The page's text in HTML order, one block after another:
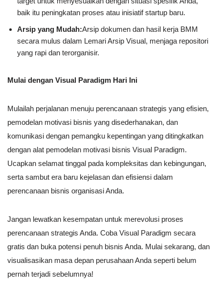
baik itu peningkatan proses atau inisiatif startup baru.
Arsip yang Mudah:Arsip dokumen dan hasil kerja BMM
secara mulus dalam Lemari Arsip Visual, menjaga repositori
yang rapi dan terorganisir.
Mulai dengan Visual Paradigm Hari Ini
Mulailah perjalanan menuju perencanaan strategis yang efisien,
pemodelan motivasi bisnis yang disederhanakan, dan
komunikasi dengan pemangku kepentingan yang ditingkatkan
dengan alat pemodelan motivasi bisnis Visual Paradigm.
Ucapkan selamat tinggal pada kompleksitas dan kebingungan,
serta sambut era baru kejelasan dan efisiensi dalam
perencanaan bisnis organisasi Anda.
Jangan lewatkan kesempatan untuk merevolusi proses
perencanaan strategis Anda. Coba Visual Paradigm secara
gratis dan buka potensi penuh bisnis Anda. Mulai sekarang, dan
visualisasikan masa depan perusahaan Anda seperti belum
pernah terjadi sebelumnya!